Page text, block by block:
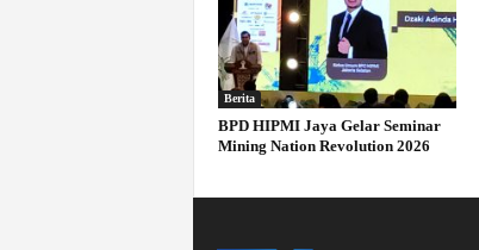
Berita
BPD HIPMI Jaya Gelar Seminar
Mining Nation Revolution 2026